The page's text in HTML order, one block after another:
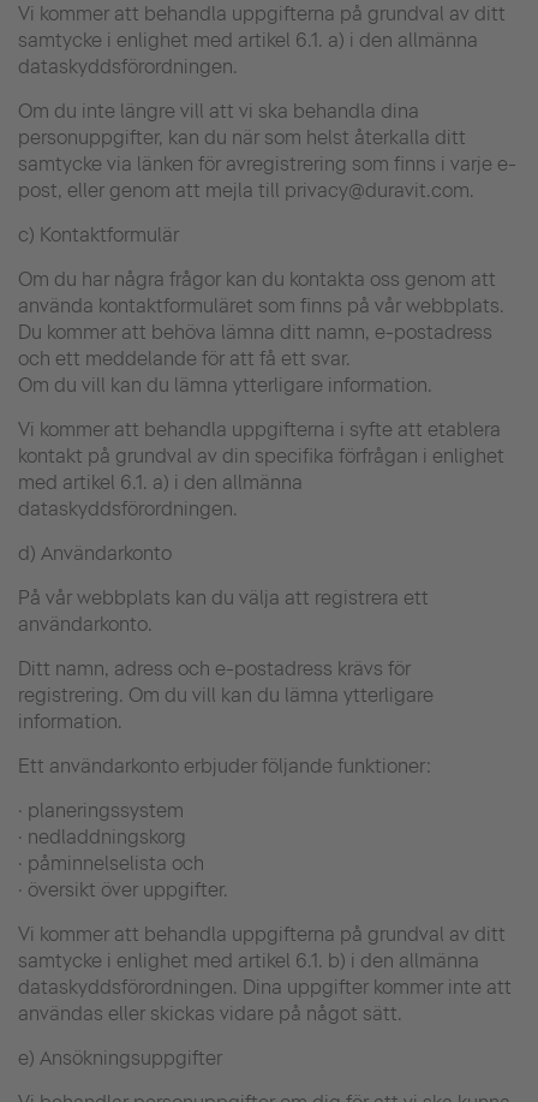
Vi kommer att behandla uppgifterna på grundval av ditt
samtycke i enlighet med artikel 6.1. a) i den allmänna
dataskyddsförordningen.
Om du inte längre vill att vi ska behandla dina
personuppgifter, kan du när som helst återkalla ditt
samtycke via länken för avregistrering som finns i varje e-
post, eller genom att mejla till privacy@duravit.com.
c) Kontaktformulär
Om du har några frågor kan du kontakta oss genom att
använda kontaktformuläret som finns på vår webbplats.
Du kommer att behöva lämna ditt namn, e-postadress
och ett meddelande för att få ett svar.
Om du vill kan du lämna ytterligare information.
Vi kommer att behandla uppgifterna i syfte att etablera
kontakt på grundval av din specifika förfrågan i enlighet
med artikel 6.1. a) i den allmänna
dataskyddsförordningen.
d) Användarkonto
På vår webbplats kan du välja att registrera ett
användarkonto.
Ditt namn, adress och e-postadress krävs för
registrering. Om du vill kan du lämna ytterligare
information.
Ett användarkonto erbjuder följande funktioner:
· planeringssystem
· nedladdningskorg
· påminnelselista och
· översikt över uppgifter.
Vi kommer att behandla uppgifterna på grundval av ditt
samtycke i enlighet med artikel 6.1. b) i den allmänna
dataskyddsförordningen. Dina uppgifter kommer inte att
användas eller skickas vidare på något sätt.
e) Ansökningsuppgifter